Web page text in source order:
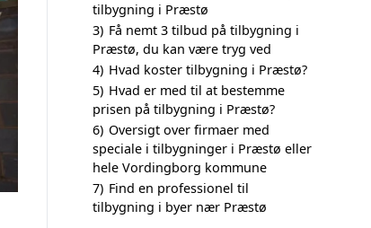
tilbygning i Præstø
3) Få nemt 3 tilbud på tilbygning i
Præstø, du kan være tryg ved
4) Hvad koster tilbygning i Præstø?
5) Hvad er med til at bestemme
prisen på tilbygning i Præstø?
6) Oversigt over firmaer med
speciale i tilbygninger i Præstø eller
hele Vordingborg kommune
7) Find en professionel til
tilbygning i byer nær Præstø